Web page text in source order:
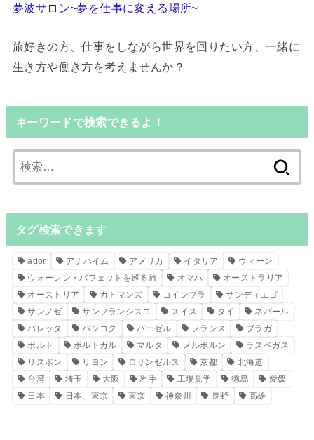
夢波サロン~夢を仕事に変える場所~
旅好きの方、仕事をしながら世界を回りたい方、一緒に
生き方や働き方を考えませんか？
キーワードで検索できるよ！
索:
タグ検索できます
adpr アナハイム アメリカ イタリア
ウィーン
ウォーレン・バフェットを巡る旅
オマハ
オーストラリア
オーストリア
カトマンズ コインブラ
サンディエゴ
サンノゼ
サンフランシスコ スイス タイ
ネパール
バレッタ
バンコク バーゼル フランス
ブラガ
ポルト
ポルトガル マルタ メルボルン
ラスベガス
リスボン
リヨン ロサンゼルス 京都
北海道
台湾
埼玉 大阪 岩手 工場見学 徳島
愛媛
日本
日本、東京 東京 神奈川 長野 高雄